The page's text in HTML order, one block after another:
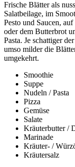
Frische Blätter als
Salatbeilage, im
Pesto und Saucen, auf
oder dem Butterbrot
Pasta. Je schattiger
umso milder die
umgekehrt.
Smoothie
Suppe
Nudeln / Pasta
Pizza
Gemüse
Salate
Kräuterbutter /
Marinade
Kräuter- /
Kräutersalz